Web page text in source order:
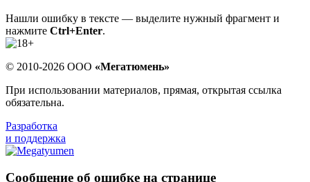
Нашли ошибку в тексте — выделите нужный фрагмент и
нажмите Ctrl+Enter.
© 2010-2026 ООО «Мегатюмень»
При использовании материалов, прямая, открытая ссылка
обязательна.
Разработка
и поддержка
Сообщение об ошибке на странице